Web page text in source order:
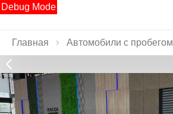
Debug Mode
Главная Автомобили с пробегом